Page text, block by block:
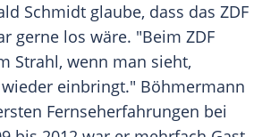
Schmidt glaube, dass das ZDF
gerne los wäre. "Beim ZDF
Strahl, wenn man sieht,
einbringt." Böhmermann
Fernseherfahrungen bei